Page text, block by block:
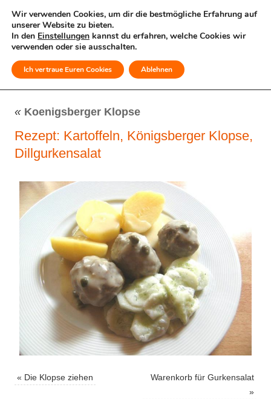
MENÜ
« Koenigsberger Klopse
Rezept: Kartoffeln, Königsberger Klopse,
Dillgurkensalat
« Die Klopse ziehen
Warenkorb für Gurkensalat
»
Wir verwenden Cookies, um dir die bestmögliche Erfahrung auf
unserer Website zu bieten.
In den Einstellungen kannst du erfahren, welche Cookies wir
verwenden oder sie ausschalten.
Ich vertraue Euren Cookies Ablehnen